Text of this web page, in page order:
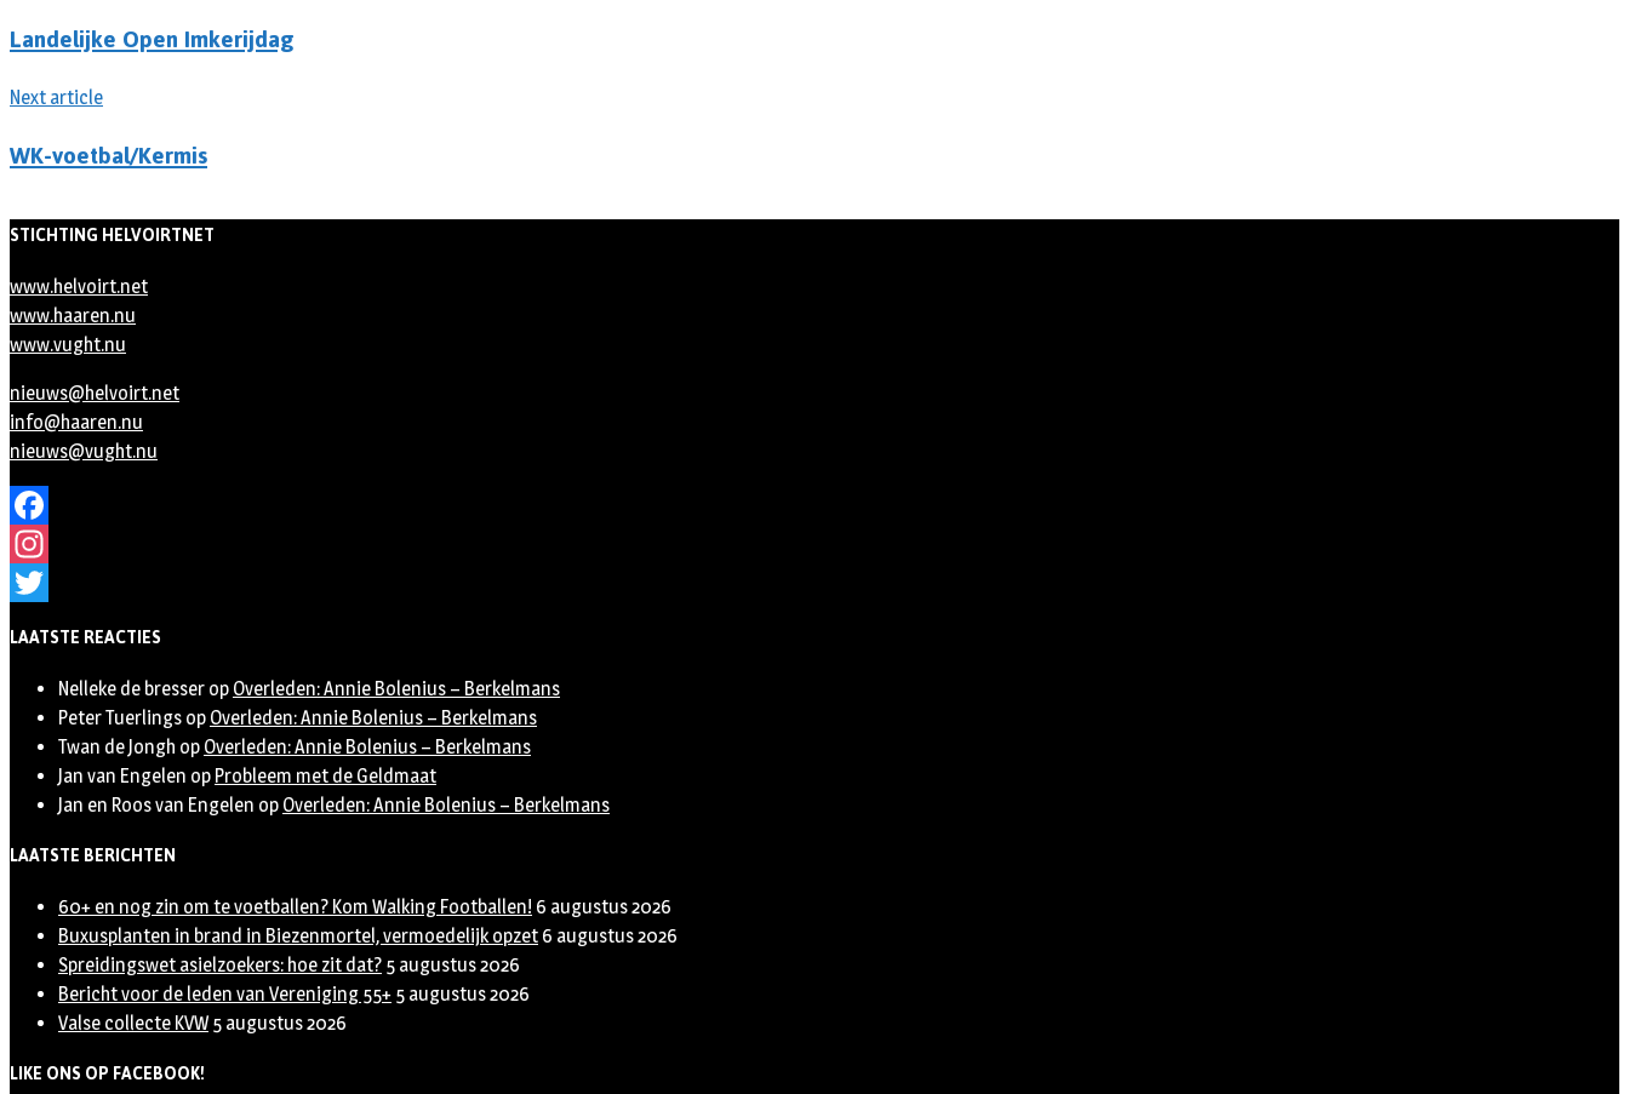
Landelijke Open Imkerijdag
Next article
WK-voetbal/Kermis
STICHTING HELVOIRTNET
www.helvoirt.net
www.haaren.nu
www.vught.nu
nieuws@helvoirt.net
info@haaren.nu
nieuws@vught.nu
Facebook
Instagram
LAATSTE REACTIES
Nelleke de bresser op Overleden: Annie Bolenius – Berkelmans
Peter Tuerlings op Overleden: Annie Bolenius – Berkelmans
Twan de Jongh op Overleden: Annie Bolenius – Berkelmans
Jan van Engelen op Probleem met de Geldmaat
Jan en Roos van Engelen op Overleden: Annie Bolenius – Berkelmans
LAATSTE BERICHTEN
60+ en nog zin om te voetballen? Kom Walking Footballen! 6 augustus 2026
Buxusplanten in brand in Biezenmortel, vermoedelijk opzet 6 augustus 2026
Spreidingswet asielzoekers: hoe zit dat? 5 augustus 2026
Bericht voor de leden van Vereniging 55+ 5 augustus 2026
Valse collecte KVW 5 augustus 2026
LIKE ONS OP FACEBOOK!